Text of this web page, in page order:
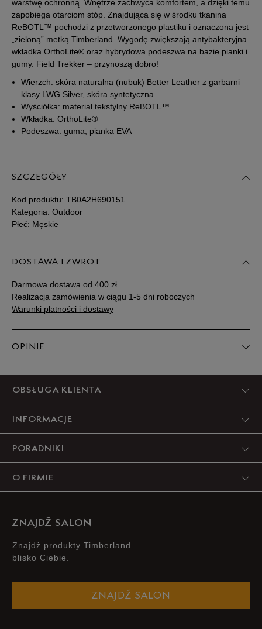
42 26,5 cm Powiadom o dostępności
43 27 cm
43,5 27,5 cm
44 28 cm
45,5
47,5 31 cm
Zobacz jak zmierzyć stopę?
warstwę ochronną. Wnętrze zachwyca komfortem, a dzięki temu
zapobiega otarciom stóp. Znajdująca się w środku tkanina
ReBOTL™ pochodzi z przetworzonego plastiku i oznaczona jest
„zieloną” metką Timberland. Wygodę zwiększają antybakteryjna
wkładka OrthoLite® oraz hybrydowa podeszwa na bazie pianki i
gumy. Field Trekker – przynoszą dobro!
Wierzch: skóra naturalna (nubuk) Better Leather z garbarni
klasy LWG Silver, skóra syntetyczna
Wyściółka: materiał tekstylny ReBOTL™
Wkładka: OrthoLite®
Podeszwa: guma, pianka EVA
SZCZEGÓŁY
Kod produktu: TB0A2H690151
Kategoria: Outdoor
Płeć: Męskie
DOSTAWA I ZWROT
Darmowa dostawa od 400 zł
Realizacja zamówienia w ciągu 1-5 dni roboczych
Warunki płatności i dostawy
OPINIE
OBSŁUGA KLIENTA
INFORMACJE
PORADNIKI
O FIRMIE
ZNAJDŹ SALON
Znajdż produkty Timberland
blisko Ciebie.
ZNAJDŹ SALON